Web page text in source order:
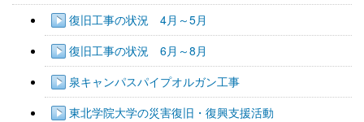
復旧工事の状況 4月～5月
復旧工事の状況 6月～8月
泉キャンパスパイプオルガン工事
東北学院大学の災害復旧・復興支援活動